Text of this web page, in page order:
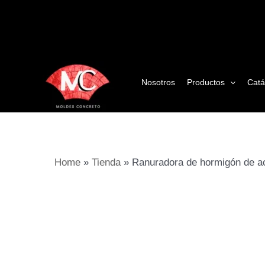
Nosotros Productos
Home » Tienda » Ranuradora de hormigón de